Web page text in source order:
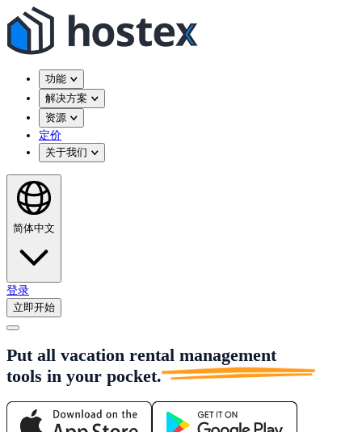
功能
解决方案
资源
定价
关于我们
简体中文
登录
立即开始
Put all vacation rental management
tools in your pocket.